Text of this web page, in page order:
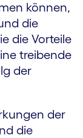
können,
die
die Vorteile
treibende
der
der
die